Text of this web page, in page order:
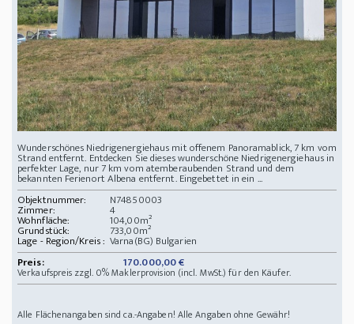
Wunderschönes Niedrigenergiehaus mit offenem Panoramablick, 7 km vom
Strand entfernt. Entdecken Sie dieses wunderschöne Niedrigenergiehaus in
perfekter Lage, nur 7 km vom atemberaubenden Strand und dem
bekannten Ferienort Albena entfernt. Eingebettet in ein ...
Objektnummer:
N74850003
Zimmer: 4
Wohnfläche: 104,00m²
Grundstück: 733,00m²
Lage - Region/Kreis : Varna(BG) Bulgarien
Preis:
170.000,00 €
Verkaufspreis zzgl. 0% Maklerprovision (incl. MwSt.) für den Käufer.
Alle Flächenangaben sind ca.-Angaben! Alle Angaben ohne Gewähr!